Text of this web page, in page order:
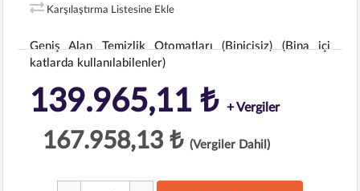
Karşılaştırma Listesine Ekle
Geniş Alan Temizlik Otomatları (Binicisiz) (Bina içi
katlarda kullanılabilenler)
139.965,11 ₺ + Vergiler
167.958,13 ₺ (Vergiler Dahil)